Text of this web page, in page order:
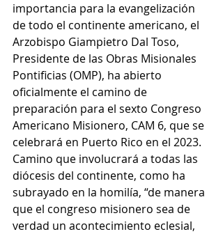
importancia para la evangelización
de todo el continente americano, el
Arzobispo Giampietro Dal Toso,
Presidente de las Obras Misionales
Pontificias (OMP), ha abierto
oficialmente el camino de
preparación para el sexto Congreso
Americano Misionero, CAM 6, que se
celebrará en Puerto Rico en el 2023.
Camino que involucrará a todas las
diócesis del continente, como ha
subrayado en la homilía, “de manera
que el congreso misionero sea de
verdad un acontecimiento eclesial,